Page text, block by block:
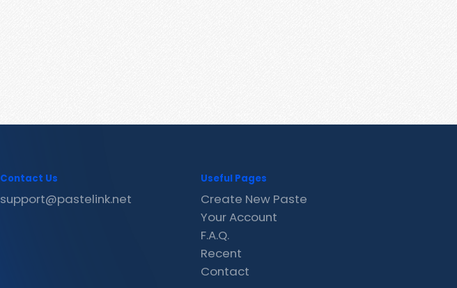
Contact Us
support@pastelink.net
Useful Pages
Create New Paste
Your Account
F.A.Q.
Recent
Contact